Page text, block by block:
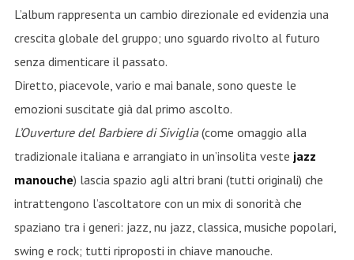
L’album rappresenta un cambio direzionale ed evidenzia una
crescita globale del gruppo; uno sguardo rivolto al futuro
senza dimenticare il passato.
Diretto, piacevole, vario e mai banale, sono queste le
emozioni suscitate già dal primo ascolto.
L’Ouverture del Barbiere di Siviglia(come omaggio alla
tradizionale italiana e arrangiato in un’insolita veste jazz
manouche) lascia spazio agli altri brani (tutti originali) che
intrattengono l’ascoltatore con un mix di sonorità che
spaziano tra i generi: jazz, nu jazz, classica, musiche popolari,
swing e rock; tutti riproposti in chiave manouche.